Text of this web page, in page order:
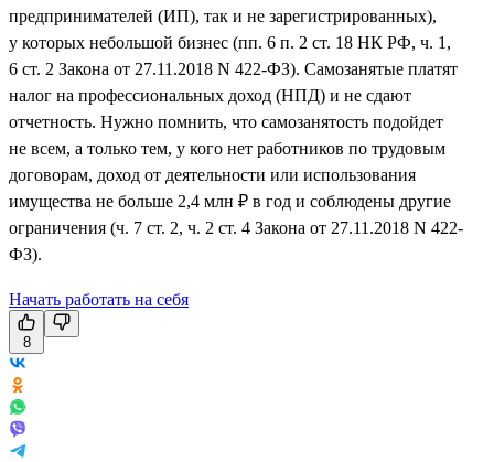
предпринимателей (ИП), так и не зарегистрированных),
у которых небольшой бизнес (пп. 6 п. 2 ст. 18 НК РФ, ч. 1,
6 ст. 2 Закона от 27.11.2018 N 422-ФЗ). Самозанятые платят
налог на профессиональных доход (НПД) и не сдают
отчетность. Нужно помнить, что самозанятость подойдет
не всем, а только тем, у кого нет работников по трудовым
договорам, доход от деятельности или использования
имущества не больше 2,4 млн ₽ в год и соблюдены другие
ограничения (ч. 7 ст. 2, ч. 2 ст. 4 Закона от 27.11.2018 N 422-
ФЗ).
Начать работать на себя
8